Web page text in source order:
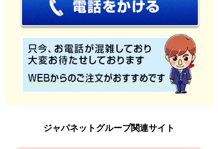
ジャパネットグループ関連サイト